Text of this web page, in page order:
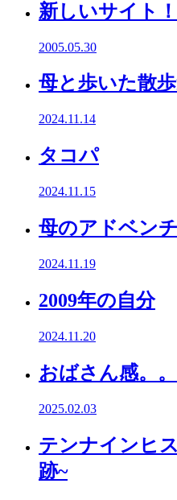
新しいサイト！
2005.05.30
母と歩いた散
2024.11.14
タコパ
2024.11.15
母のアドベン
2024.11.19
2009年の自分
2024.11.20
おばさん感。。
2025.02.03
テンナインヒ
跡~